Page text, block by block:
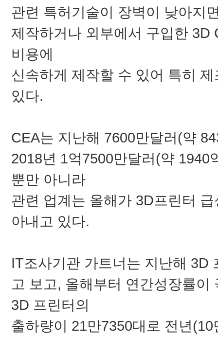
관련 특허기술이 장벽이 낮아지
제작하거나 외부에서 구입한 3D
비용에
신속하게 제작할 수 있어 특히
있다.
CEA는 지난해 7600만달러(약
2018년 1억7500만달러(약 1940
뿐만 아니라
관련 업계는 올해가 3D프린터
아내고 있다.
IT조사기관 가트너는 지난해 3D
고 보고, 올해부터 연간성장률
3D 프린터의
출하량이 21만7350대로 전년